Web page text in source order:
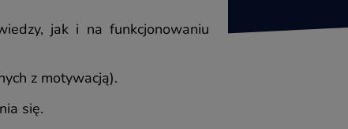
jak i na funkcjonowaniu
z motywacją).
się.